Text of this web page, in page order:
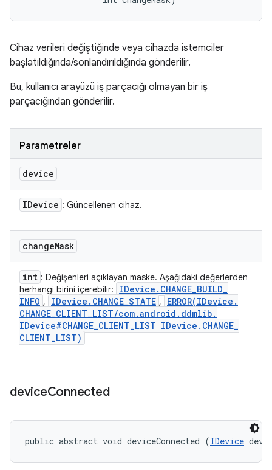
Cihaz verileri değiştiğinde veya cihazda istemciler
başlatıldığında/sonlandırıldığında gönderilir.
Bu, kullanıcı arayüzü iş parçacığı olmayan bir iş
parçacığından gönderilir.
Parametreler
device
IDevice : Güncellenen cihaz.
changeMask
int : Değişenleri açıklayan maske. Aşağıdaki değerlerden
herhangi birini içerebilir:
IDevice . CHANGE_BUILD_
INFO , IDevice . CHANGE_STATE , ERROR(IDevice .
CHANGE_CLIENT_LIST/com.android . ddmlib.
IDevice#CHANGE_CLIENT_LIST IDevice . CHANGE_
CLIENT_LIST)
deviceConnected
public abstract void deviceConnected (IDevice